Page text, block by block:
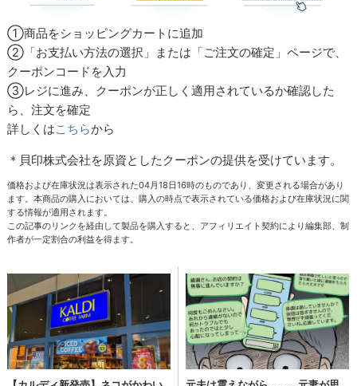
①商品をショッピングカートに追加
②「お支払い方法の選択」または「ご注文の確定」ページで、
クーポンコードを入力
③レジに進み、クーポンが正しく適用されているか確認した
ら、注文を確定
詳しくはこちらから
＊貝印株式会社を原資としたクーポンの提供を受けています。
価格および在庫状況は表示された04月18日16時のものであり、変更される場合があり
ます。本商品の購入においては、購入の時点で表示されている価格および在庫状況に関
する情報が適用されます。
この記事のリンクを経由して製品を購入すると、アフィリエイト契約により編集部、制
作者が一定割合の利益を得ます。